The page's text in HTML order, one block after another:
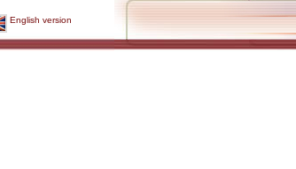
English version